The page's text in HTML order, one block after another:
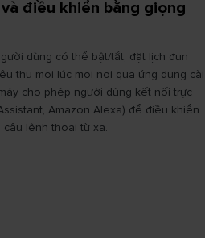
điều khiển bằng giọng
dùng có thể bật/tắt, đặt lịch đun
thụ mọi lúc mọi nơi qua ứng dụng cài
cho phép người dùng kết nối trực
Amazon Alexa) để điều khiển
lệnh thoại từ xa.